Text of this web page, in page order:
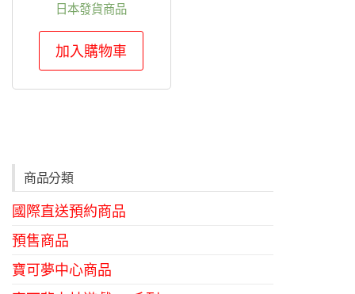
日本發貨商品
加入購物車
商品分類
國際直送預約商品
預售商品
寶可夢中心商品